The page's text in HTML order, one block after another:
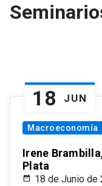
18 JUN
Macroeconomía
Irene
Plata
18 de Junio de